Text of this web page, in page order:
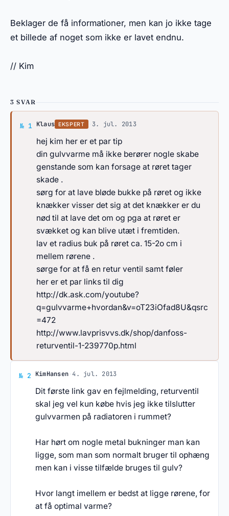
Beklager de få informationer, men kan jo ikke tage
et billede af noget som ikke er lavet endnu.
// Kim
3 SVAR
№ 1 Svar af Klaus
Klaus EKSPERT 3. jul. 2013
hej kim her er et par tip
din gulvvarme må ikke berører nogle skabe
genstande som kan forsage at røret tager
skade .
sørg for at lave bløde bukke på røret og ikke
knækker visser det sig at det knækker er du
nød til at lave det om og pga at røret er
svækket og kan blive utæt i fremtiden.
lav et radius buk på røret ca. 15-2o cm i
mellem rørene .
sørge for at få en retur ventil samt føler
her er et par links til dig
http://dk.ask.com/youtube?
q=gulvvarme+hvordan&v=oT23iOfad8U&qsrc
=472
http://www.lavprisvvs.dk/shop/danfoss-
returventil-1-239770p.html
№ 2 Svar af KimHansen
KimHansen· 4. jul. 2013
Dit første link gav en fejlmelding, returventil
skal jeg vel kun købe hvis jeg ikke tilslutter
gulvvarmen på radiatoren i rummet?
Har hørt om nogle metal bukninger man kan
ligge, som man som normalt bruger til ophæng
men kan i visse tilfælde bruges til gulv?
Hvor langt imellem er bedst at ligge rørene, for
at få optimal varme?